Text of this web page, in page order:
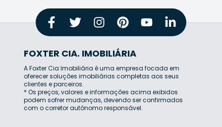
FOXTER CIA. IMOBILIÁRIA
A Foxter Cia Imobiliária é uma empresa focada em
oferecer soluções imobiliárias completas aos seus
clientes e parceiros.
* Os preços, valores e informações acima exibidos
podem sofrer mudanças, devendo ser confirmados
com o corretor autônomo responsável.